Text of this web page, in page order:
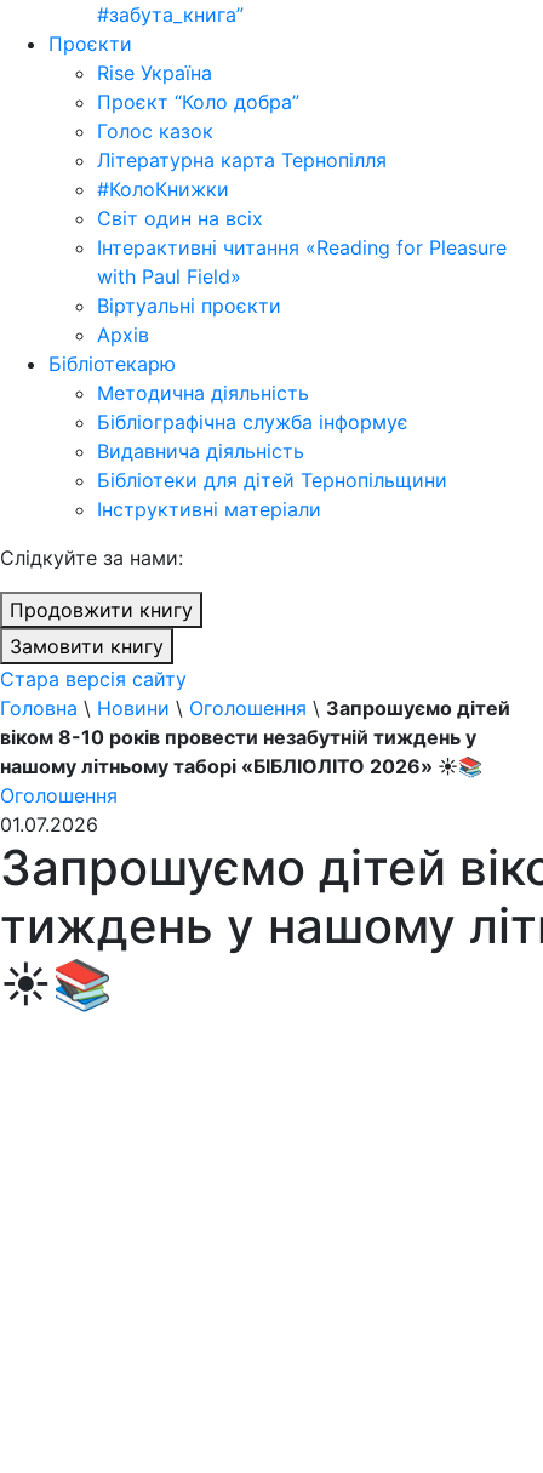
#забута_книга”
Проєкти
Rise Україна
Проєкт “Коло добра”
Голос казок
Літературна карта Тернопілля
#КолоКнижки
Світ один на всіх
Інтерактивні читання «Reading for Pleasure
with Paul Field»
Віртуальні проєкти
Архів
Бібліотекарю
Методична діяльність
Бібліографічна служба інформує
Видавнича діяльність
Бібліотеки для дітей Тернопільщини
Інструктивні матеріали
Cлідкуйте за нами:
Продовжити книгу
Замовити книгу
Стара версія сайту
Головна \ Новини \ Оголошення \ Запрошуємо дітей
віком 8-10 років провести незабутній тиждень у
нашому літньому таборі «БІБЛІОЛІТО 2026» ☀️📚
Оголошення
01.07.2026
Запрошуємо дітей
тиждень у нашому
☀️📚